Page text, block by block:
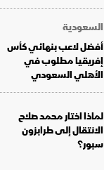
السعودية
أفضل لاعب بنهائي كأس
إفريقيا مطلوب في
الأهلي السعودي
لماذا اختار محمد صلاح
الانتقال إلى طرابزون
سبور؟